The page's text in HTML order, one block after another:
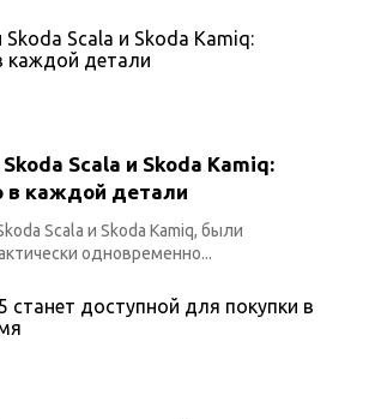
Scala и Skoda Kamiq:
в каждой детали
Scala и Skoda Kamiq, были
одновременно...